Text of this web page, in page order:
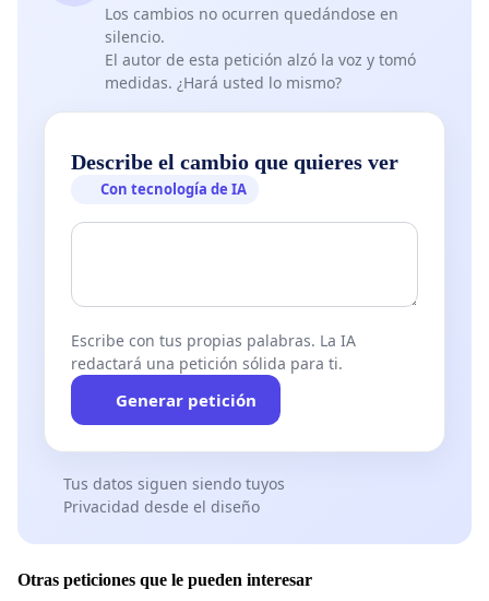
Los cambios no ocurren quedándose en
silencio.
El autor de esta petición alzó la voz y tomó
medidas. ¿Hará usted lo mismo?
Describe el cambio que quieres ver
Con tecnología de IA
Escribe con tus propias palabras. La IA
redactará una petición sólida para ti.
Generar petición
Tus datos siguen siendo tuyos
Privacidad desde el diseño
Otras peticiones que le pueden interesar